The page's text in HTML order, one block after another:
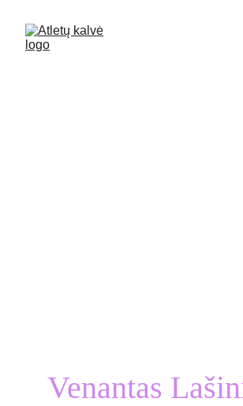
Venantas